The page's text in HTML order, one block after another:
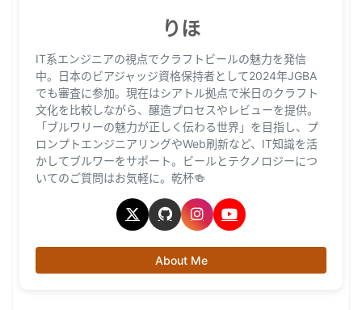
りほ
IT系エンジニアの視点でクラフトビールの魅力を発信
中。日本のビアジャッジ資格保持者として2024年JGBA
でも審査に参加。現在はシアトル拠点で米日のクラフト
文化を比較しながら、醸造プロセスやレビューを提供。
「ブルワリーの魅力が正しく伝わる世界」を目指し、プ
ロンプトエンジニアリングやWeb刷新など、IT知識を活
かしてブルワーをサポート。ビールとテクノロジーにつ
いてのご質問はお気軽に。乾杯🍻
About Me